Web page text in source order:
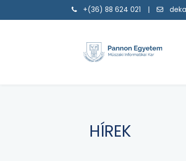
+(36) 88 624 021 |
HÍREK